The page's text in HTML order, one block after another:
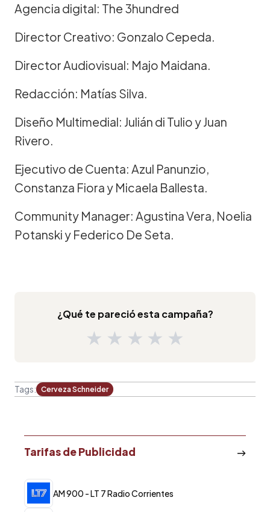
Agencia digital: The 3hundred
Director Creativo: Gonzalo Cepeda.
Director Audiovisual: Majo Maidana.
Redacción: Matías Silva.
Diseño Multimedial: Julián di Tulio y Juan
Rivero.
Ejecutivo de Cuenta: Azul Panunzio,
Constanza Fiora y Micaela Ballesta.
Community Manager: Agustina Vera, Noelia
Potanski y Federico De Seta.
¿Qué te pareció esta campaña?
★ ★ ★ ★ ★
Tags: Cerveza Schneider
Tarifas de Publicidad
AM 900 - LT 7 Radio Corrientes